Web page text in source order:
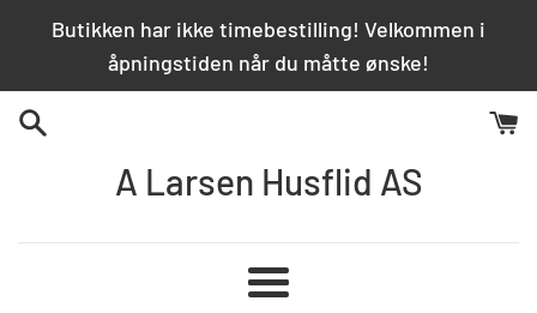
Butikken har ikke timebestilling! Velkommen i
åpningstiden når du måtte ønske!
A Larsen Husflid AS
Meny